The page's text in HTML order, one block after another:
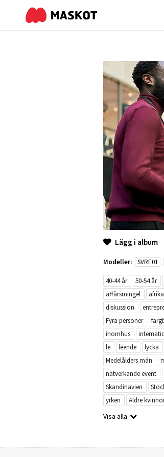
Lägg i album
Modeller: SVRE01
40-44 år 50-54 år
affärsmingel
diskussion
Fyra personer
inomhus
le
leende lycka
Medelålders män
nätverkande event
Skandinavien
yrken
Äldre
Visa alla